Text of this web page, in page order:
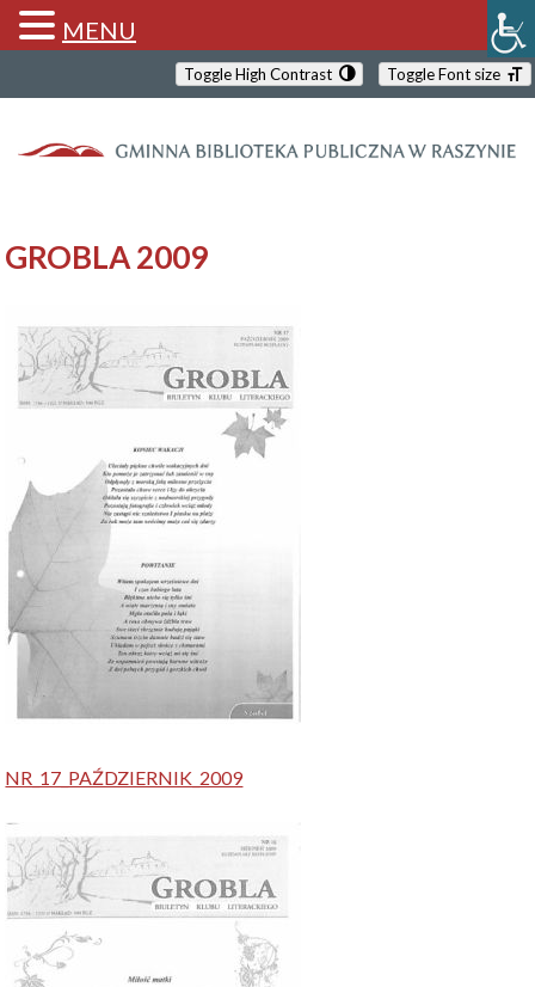
Toggle High Contrast Toggle Font size
GROBLA 2009
NR_17_PAŹDZIERNIK_2009
MENU